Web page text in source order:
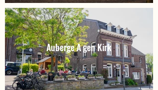
Auberge A gen Kirk